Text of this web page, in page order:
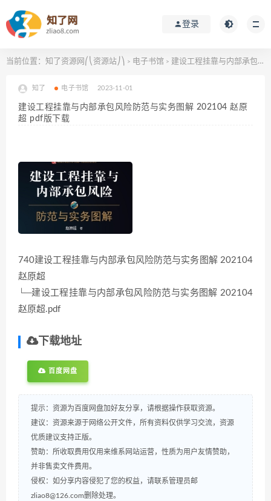
登录
当前位置： 知了资源网⎛⎝资源站⎠⎞ > 电子书馆 > 建设工程挂靠与内部承包风险防范与实务图解 202104 赵原超 pdf版下载
知了 电子书馆 2023-11-01
建设工程挂靠与内部承包风险防范与实务图解 202104 赵原
超 pdf版下载
740建设工程挂靠与内部承包风险防范与实务图解 202104
赵原超
└─建设工程挂靠与内部承包风险防范与实务图解 202104
赵原超.pdf
下载地址
百度网盘
提示：资源为百度网盘加好友分享，请根据操作获取资源。
建议：资源来源于网络公开文件，所有资料仅供学习交流，资源
优质建议支持正版。
赞助：所收取费用仅用来维系网站运营，性质为用户友情赞助，
并非售卖文件费用。
侵权：如分享内容侵犯了您的权益，请联系管理员邮
zliao8@126.com删除处理。